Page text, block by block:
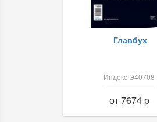
Главбух
Индекс Э40708
от 7674 p